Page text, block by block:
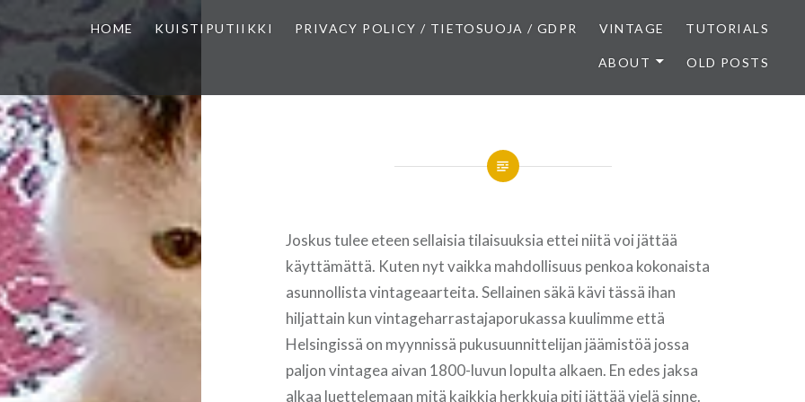
HOME KUISTIPUTIIKKI PRIVACY POLICY / TIETOSUOJA / GDPR VINTAGE TUTORIALS
ABOUT OLD POSTS
Joskus tulee eteen sellaisia tilaisuuksia ettei niitä voi jättää
käyttämättä. Kuten nyt vaikka mahdollisuus penkoa kokonaista
asunnollista vintageaarteita. Sellainen säkä kävi tässä ihan
hiljattain kun vintageharrastajaporukassa kuulimme että
Helsingissä on myynnissä pukusuunnittelijan jäämistöä jossa
paljon vintagea aivan 1800-luvun lopulta alkaen. En edes jaksa
alkaa luettelemaan mitä kaikkia herkkuja piti jättää vielä sinne.